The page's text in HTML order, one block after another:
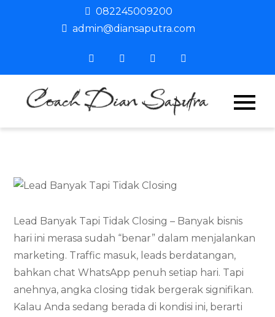
082245009200
admin@diansaputra.com
Coach
Dian
Trainer &
Lead Banyak Tapi Tidak Closing – Banyak bisnis
hari ini merasa sudah “benar” dalam menjalankan
marketing. Traffic masuk, leads berdatangan,
bahkan chat WhatsApp penuh setiap hari. Tapi
anehnya, angka closing tidak bergerak signifikan.
Kalau Anda sedang berada di kondisi ini, berarti